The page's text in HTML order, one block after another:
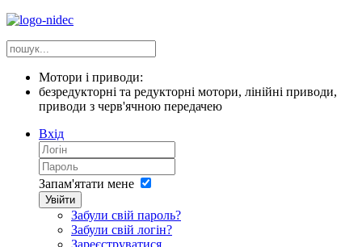
Мотори і приводи:
безредукторні та редукторні мотори, лінійні приводи,
приводи з черв'ячною передачею
Вхід
Запам'ятати мене
Увійти
Забули свій пароль?
Забули свій логін?
Зареєструватися